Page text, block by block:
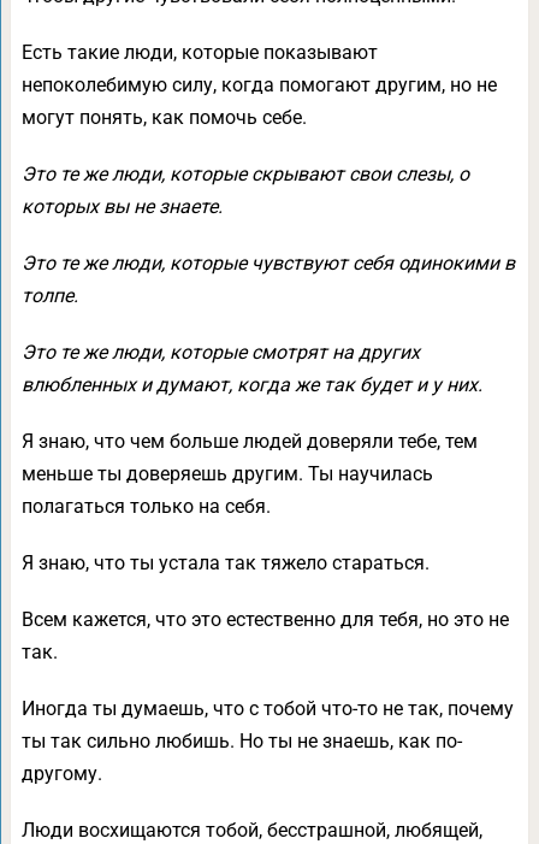
Есть такие люди, которые показывают
непоколебимую силу, когда помогают другим, но не
могут понять, как помочь себе.
Это те же люди, которые скрывают свои слезы, о
которых вы не знаете.
Это те же люди, которые чувствуют себя одинокими в
толпе.
Это те же люди, которые смотрят на других
влюбленных и думают, когда же так будет и у них.
Я знаю, что чем больше людей доверяли тебе, тем
меньше ты доверяешь другим. Ты научилась
полагаться только на себя.
Я знаю, что ты устала так тяжело стараться.
Всем кажется, что это естественно для тебя, но это не
так.
Иногда ты думаешь, что с тобой что-то не так, почему
ты так сильно любишь. Но ты не знаешь, как по-
другому.
Люди восхищаются тобой, бесстрашной, любящей,